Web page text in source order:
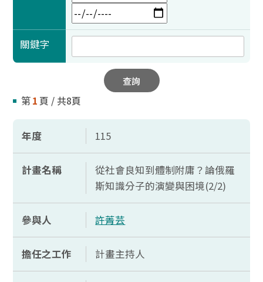
關鍵字
查詢
第1 頁 / 共8頁
年度 115
計畫名稱
從社會良知到體制附庸？論俄羅
斯知識分子的演變與困境(2/2)
參與人 許菁芸
擔任之工作 計畫主持人